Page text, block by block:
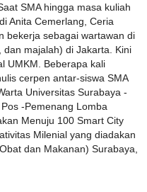
SMA hingga masa kuliah
Anita Cemerlang, Ceria
bekerja sebagai wartawan di
majalah) di Jakarta. Kini
UMKM. Beberapa kali
cerpen antar-siswa SMA
Universitas Surabaya -
-Pemenang Lomba
Menuju 100 Smart City
Milenial yang diadakan
dan Makanan) Surabaya,